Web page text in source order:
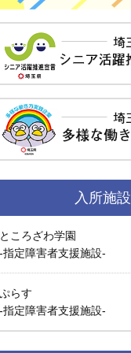
入所施設
ころざわ学園
指定障害者支援施設-
らす
指定障害者支援施設-